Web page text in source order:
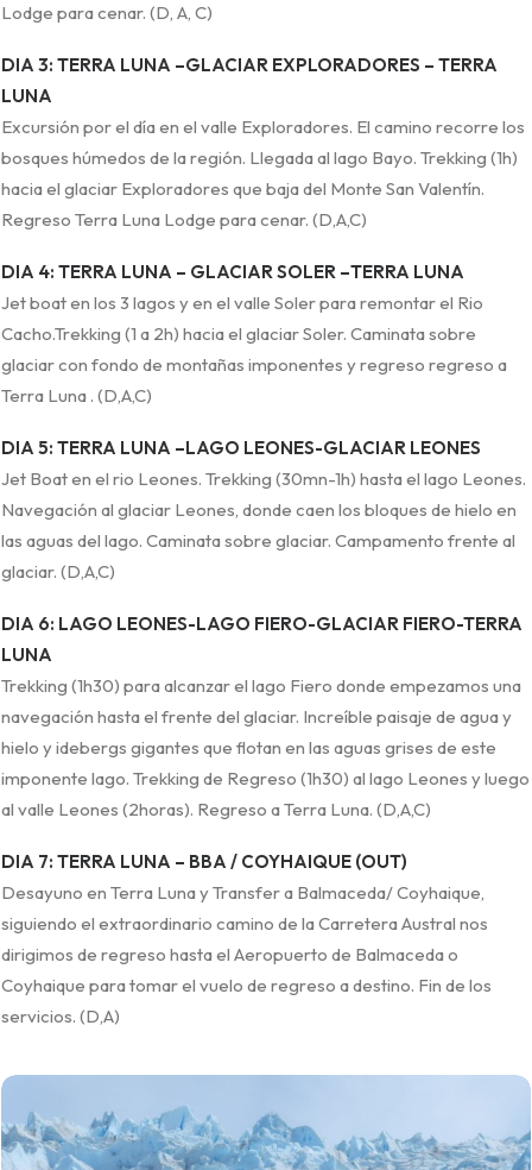
Lodge para cenar. (D, A, C)
DIA 3: TERRA LUNA –GLACIAR EXPLORADORES – TERRA
LUNA
Excursión por el día en el valle Exploradores. El camino recorre los
bosques húmedos de la región. Llegada al lago Bayo. Trekking (1h)
hacia el glaciar Exploradores que baja del Monte San Valentín.
Regreso Terra Luna Lodge para cenar. (D,A,C)
DIA 4: TERRA LUNA – GLACIAR SOLER –TERRA LUNA
Jet boat en los 3 lagos y en el valle Soler para remontar el Rio
Cacho.Trekking (1 a 2h) hacia el glaciar Soler. Caminata sobre
glaciar con fondo de montañas imponentes y regreso regreso a
Terra Luna . (D,A,C)
DIA 5: TERRA LUNA –LAGO LEONES-GLACIAR LEONES
Jet Boat en el rio Leones. Trekking (30mn-1h) hasta el lago Leones.
Navegación al glaciar Leones, donde caen los bloques de hielo en
las aguas del lago. Caminata sobre glaciar. Campamento frente al
glaciar. (D,A,C)
DIA 6: LAGO LEONES-LAGO FIERO-GLACIAR FIERO-TERRA
LUNA
Trekking (1h30) para alcanzar el lago Fiero donde empezamos una
navegación hasta el frente del glaciar. Increíble paisaje de agua y
hielo y idebergs gigantes que flotan en las aguas grises de este
imponente lago. Trekking de Regreso (1h30) al lago Leones y luego
al valle Leones (2horas). Regreso a Terra Luna. (D,A,C)
DIA 7: TERRA LUNA – BBA / COYHAIQUE (OUT)
Desayuno en Terra Luna y Transfer a Balmaceda/ Coyhaique,
siguiendo el extraordinario camino de la Carretera Austral nos
dirigimos de regreso hasta el Aeropuerto de Balmaceda o
Coyhaique para tomar el vuelo de regreso a destino. Fin de los
servicios. (D,A)